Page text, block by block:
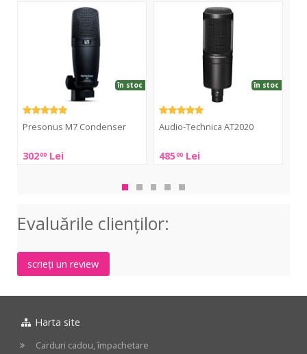
Presonus M7 Condenser
30200 Lei
în stoc
Presonus
Audio-Technica AT2020
48500 Lei
în stoc
Audio-
AT2020
Evaluările clienţilor:
scrieți un review
Harta site
Carduri cadou, împachetare